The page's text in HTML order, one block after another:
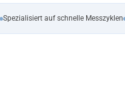
Spezialisiert auf schnelle Messzyklen